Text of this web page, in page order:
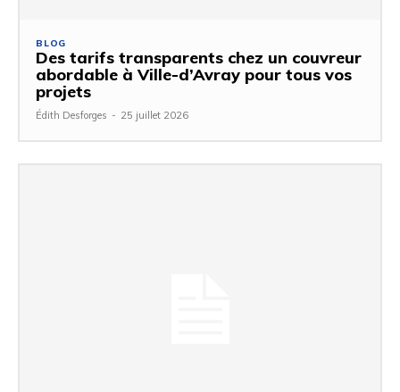
BLOG
Des tarifs transparents chez un couvreur
abordable à Ville-d’Avray pour tous vos
projets
Édith Desforges - 25 juillet 2026